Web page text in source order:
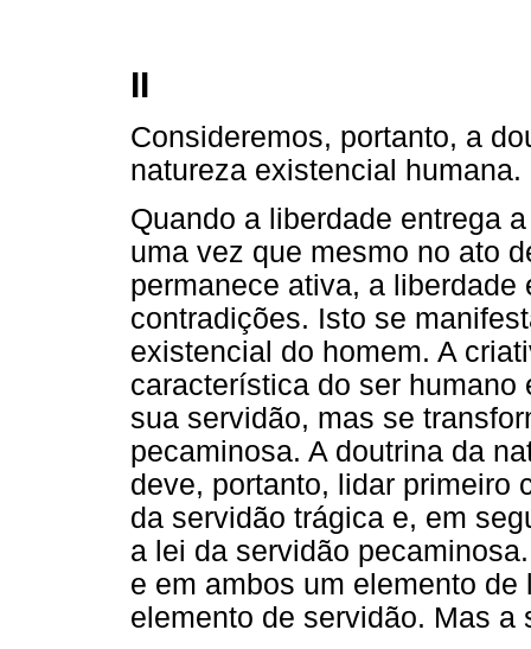
II
Consideremos, portanto, a
natureza existencial humana.
Quando a liberdade entrega
uma vez que mesmo no ato
permanece ativa, a
contradições. Isto se
existencial do homem. A
característica do ser
sua servidão, mas se
pecaminosa. A doutrina da
deve, portanto, lidar primeiro
da servidão trágica e, em
a lei da servidão
e em ambos um elemento
elemento de servidão. Mas a